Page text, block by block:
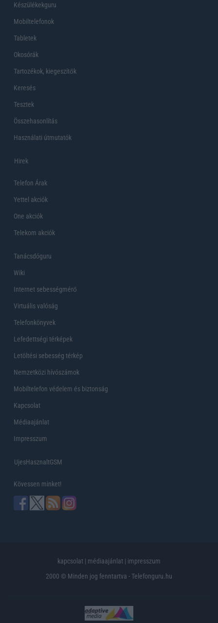
Készülékekguru
Mobiltelefonok
Tabletek
Okosórák
Tartozékok, kiegeszítők
Keresés
Tesztek
Összehasonlítás
Használati útmutatók
Hirek
Telefon Árak
Yettel akciók
One akciók
Telekom akciók
Tanácsdóguru
Wiki
Internet sebességmérő
Virtuális valóság
Telefonkönyvek
Lefedettségi térképek
Letöltési sebesség térkép
Nemzetközi hívószámok
Mobiltelefon védelem és biztonság
Kapcsolat
Médiaajánlat
Impresszum
UjesHasznaltGSM
Kövessen minket!
kapcsolat | médiaajánlat | impresszum
2000 © Minden jog fenntartva - Telefonguru.hu